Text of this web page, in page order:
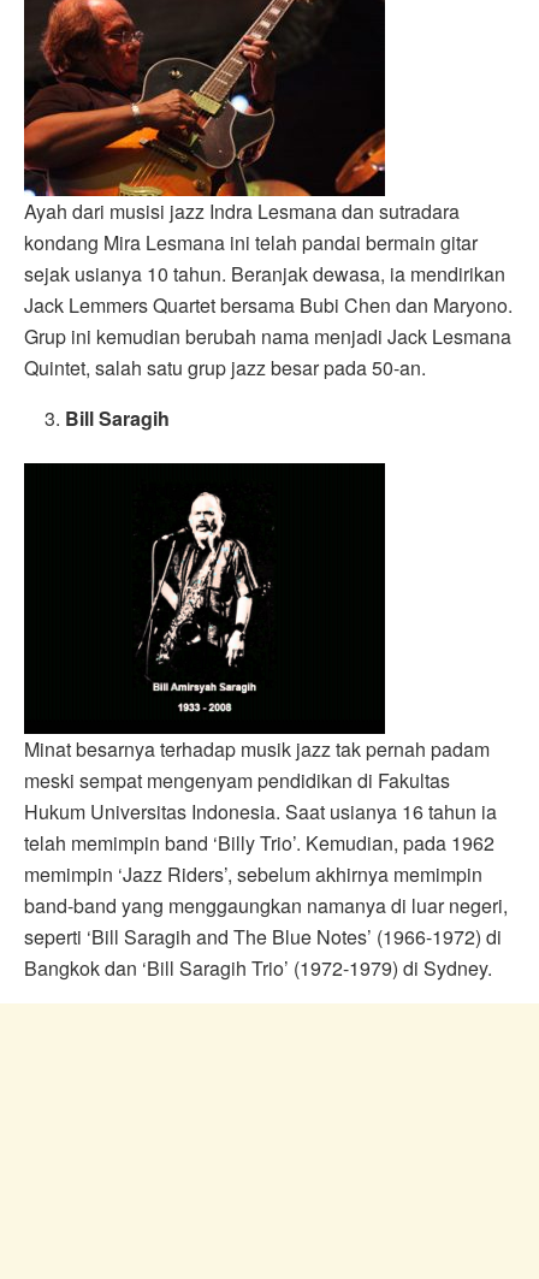
Ayah dari musisi jazz Indra Lesmana dan sutradara
kondang Mira Lesmana ini telah pandai bermain gitar
sejak usianya 10 tahun. Beranjak dewasa, ia mendirikan
Jack Lemmers Quartet bersama Bubi Chen dan Maryono.
Grup ini kemudian berubah nama menjadi Jack Lesmana
Quintet, salah satu grup jazz besar pada 50-an.
Bill Saragih
Minat besarnya terhadap musik jazz tak pernah padam
meski sempat mengenyam pendidikan di Fakultas
Hukum Universitas Indonesia. Saat usianya 16 tahun ia
telah memimpin band ‘Billy Trio’. Kemudian, pada 1962
memimpin ‘Jazz Riders’, sebelum akhirnya memimpin
band-band yang menggaungkan namanya di luar negeri,
seperti ‘Bill Saragih and The Blue Notes’ (1966-1972) di
Bangkok dan ‘Bill Saragih Trio’ (1972-1979) di Sydney.